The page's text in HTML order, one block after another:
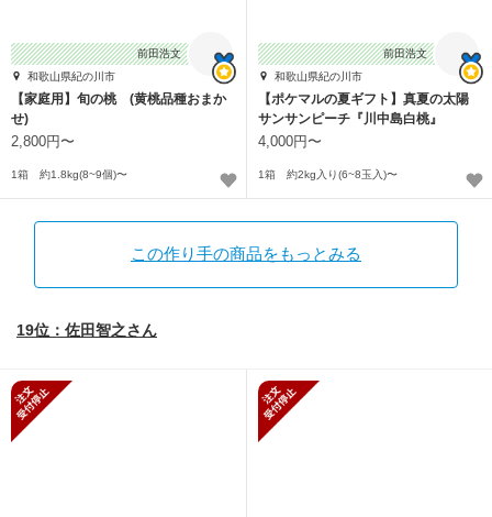
前田浩文
和歌山県紀の川市
【家庭用】旬の桃 (黄桃品種おまか
せ)
2,800円〜
1箱 約1.8kg(8~9個)〜
前田浩文
和歌山県紀の川市
【ポケマルの夏ギフト】真夏の太陽
サンサンピーチ『川中島白桃』
4,000円〜
1箱 約2kg入り(6~8玉入)〜
この作り手の商品をもっとみる
19位：佐田智之さん